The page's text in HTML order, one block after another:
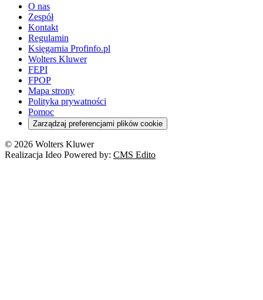
O nas
Zespół
Kontakt
Regulamin
Księgarnia Profinfo.pl
Wolters Kluwer
FEPI
FPOP
Mapa strony
Polityka prywatności
Pomoc
Zarządzaj preferencjami plików cookie
© 2026 Wolters Kluwer
Realizacja Ideo Powered by: CMS Edito